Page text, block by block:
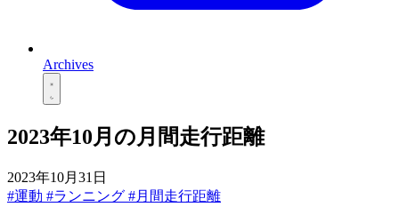
Archives
2023年10月の月間走行距離
2023年10月31日
#運動 #ランニング #月間走行距離